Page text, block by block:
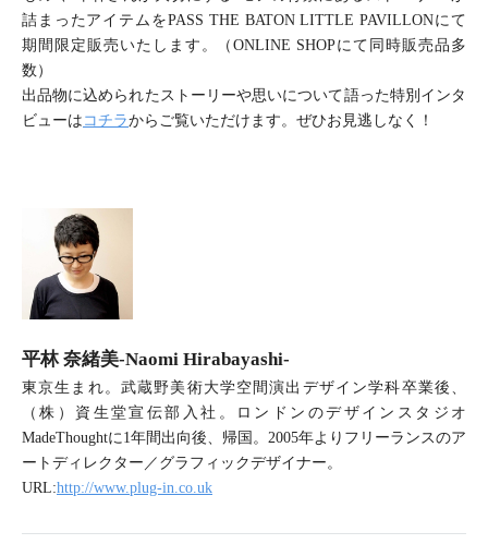
詰まったアイテムをPASS THE BATON LITTLE PAVILLONにて
期間限定販売いたします。（ONLINE SHOPにて同時販売品多
数）
出品物に込められたストーリーや思いについて語った特別インタ
ビューは コチラからご覧いただけます。ぜひお見逃しなく！
平林 奈緒美-Naomi Hirabayashi-
東京生まれ。武蔵野美術大学空間演出デザイン学科卒業後、
（株）資生堂宣伝部入社。ロンドンのデザインスタジオ
MadeThoughtに1年間出向後、帰国。2005年よりフリーランスのア
ートディレクター／グラフィックデザイナー。
URL:http://www.plug-in.co.uk